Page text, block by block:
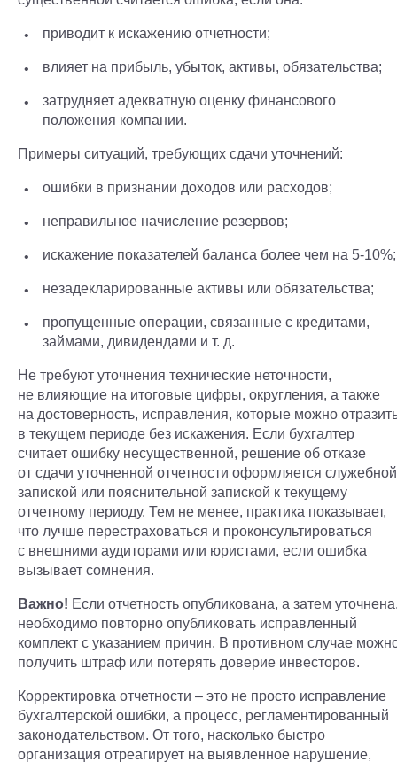
приводит к искажению отчетности;
влияет на прибыль, убыток, активы, обязательства;
затрудняет адекватную оценку финансового
положения компании.
Примеры ситуаций, требующих сдачи уточнений:
ошибки в признании доходов или расходов;
неправильное начисление резервов;
искажение показателей баланса более чем на 5-10%;
незадекларированные активы или обязательства;
пропущенные операции, связанные с кредитами,
займами, дивидендами и т. д.
Не требуют уточнения технические неточности,
не влияющие на итоговые цифры, округления, а также
на достоверность, исправления, которые можно
в текущем периоде без искажения. Если бухгалтер
считает ошибку несущественной, решение об отказе
от сдачи уточненной отчетности оформляется служебной
запиской или пояснительной запиской к текущему
отчетному периоду. Тем не менее, практика показывает,
что лучше перестраховаться и проконсультироваться
с внешними аудиторами или юристами, если ошибка
вызывает сомнения.
Важно! Если отчетность опубликована, а затем
необходимо повторно опубликовать исправленный
комплект с указанием причин. В противном случае
получить штраф или потерять доверие инвесторов.
Корректировка отчетности – это не просто исправление
бухгалтерской ошибки, а процесс, регламентированный
законодательством. От того, насколько быстро
организация отреагирует на выявленное нарушение,